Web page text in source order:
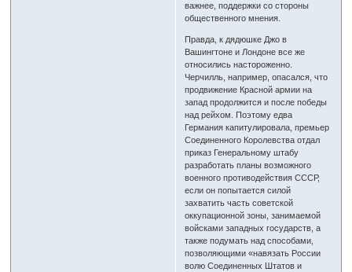
важнее, поддержки со стороны
общественного мнения.
Правда, к дядюшке Джо в
Вашингтоне и Лондоне все же
относились настороженно.
Черчилль, например, опасался, что
продвижение Красной армии на
запад продолжится и после победы
над рейхом. Поэтому едва
Германия капитулировала, премьер
Соединенного Королевства отдал
приказ Генеральному штабу
разработать планы возможного
военного противодействия СССР,
если он попытается силой
захватить часть советской
оккупационной зоны, занимаемой
войсками западных государств, а
также подумать над способами,
позволяющими «навязать России
волю Соединенных Штатов и